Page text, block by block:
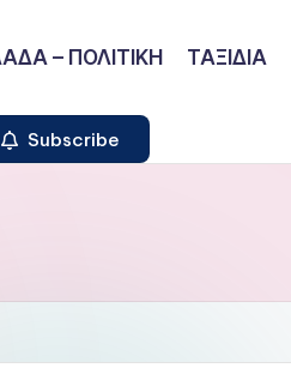
– ΠΟΛΙΤΙΚΗ ΤΑΞΙΔΙΑ
Subscribe